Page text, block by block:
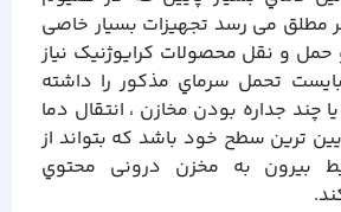
مطلق می رسد تجهیزات بسیار خاصی
حمل و نقل محصولات کرایوژنیک نیاز
تحمل سرماي مذکور را داشته
یا چند جداره بودن مخازن ، انتقال دما
ترین سطح خود باشد که بتواند از
بیرون به مخزن درونی محتوي